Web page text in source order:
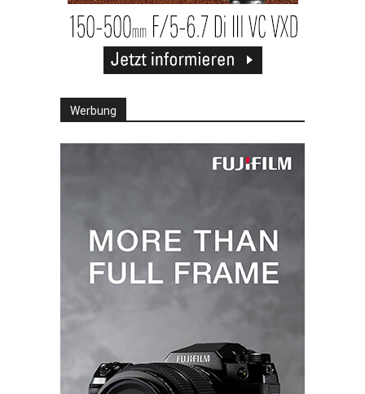
Werbung